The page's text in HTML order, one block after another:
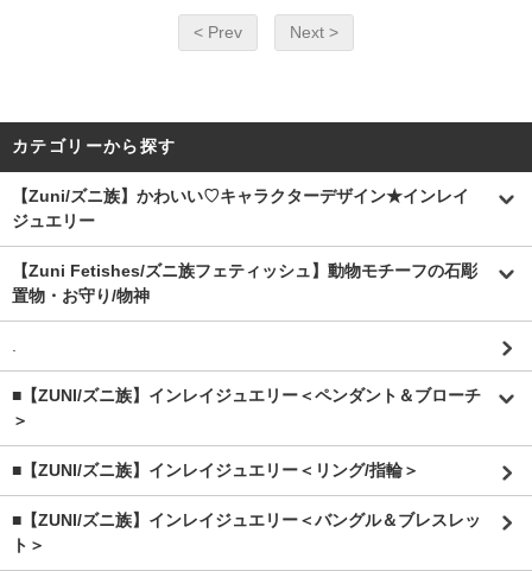
< Prev Next >
カテゴリーから探す
【Zuni/ズニ族】かわいい♡キャラクターデザイン★インレイ
ジュエリー
【Zuni Fetishes/ズニ族フェティッシュ】動物モチーフの石彫
置物・お守り/物神
■【ZUNI/ズニ族】インレイジュエリー＜ペンダント＆ブローチ
＞
■【ZUNI/ズニ族】インレイジュエリー＜リング/指輪＞
■【ZUNI/ズニ族】インレイジュエリー＜バングル＆ブレスレッ
ト＞